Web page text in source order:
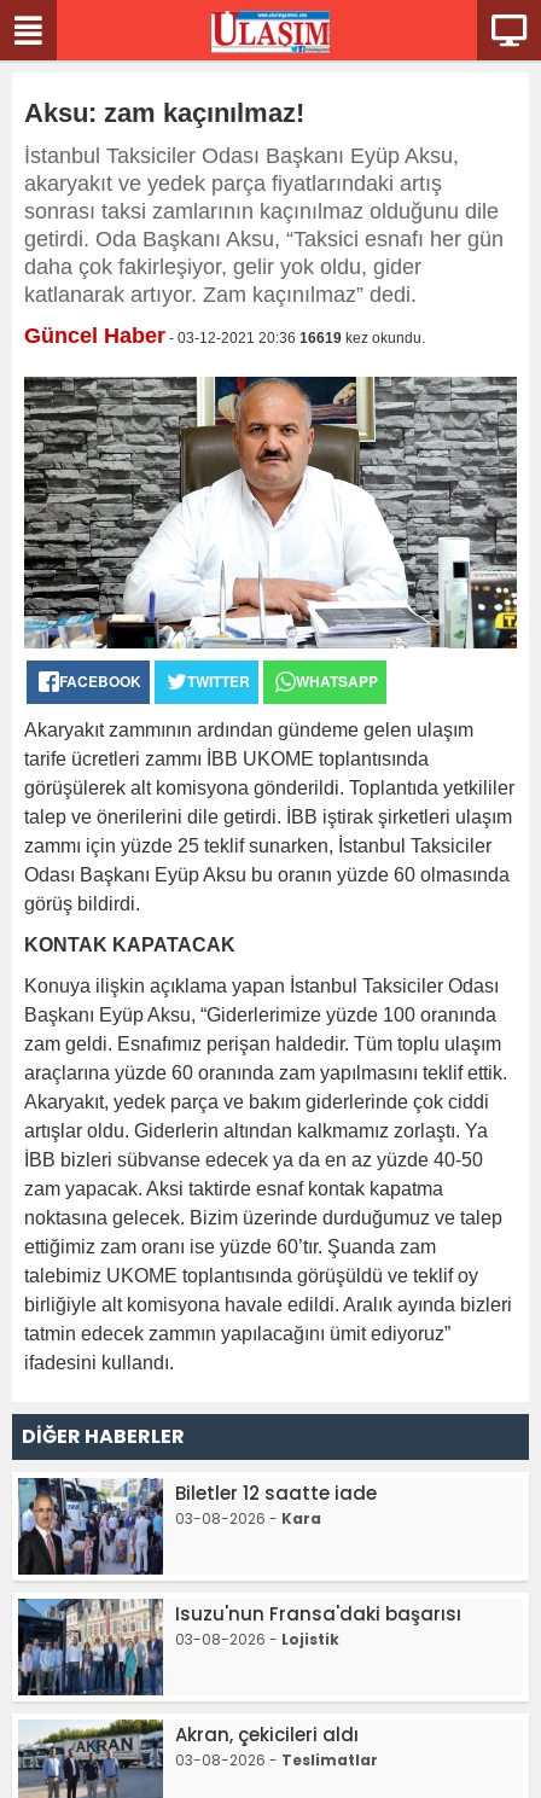
Aksu: zam kaçınılmaz!
İstanbul Taksiciler Odası Başkanı Eyüp Aksu,
akaryakıt ve yedek parça fiyatlarındaki artış
sonrası taksi zamlarının kaçınılmaz olduğunu dile
getirdi. Oda Başkanı Aksu, “Taksici esnafı her gün
daha çok fakirleşiyor, gelir yok oldu, gider
katlanarak artıyor. Zam kaçınılmaz” dedi.
Güncel Haber - 03-12-2021 20:36 16619 kez okundu.
FACEBOOK TWITTER WHATSAPP
Akaryakıt zammının ardından gündeme gelen ulaşım
tarife ücretleri zammı İBB UKOME toplantısında
görüşülerek alt komisyona gönderildi. Toplantıda yetkililer
talep ve önerilerini dile getirdi. İBB iştirak şirketleri ulaşım
zammı için yüzde 25 teklif sunarken, İstanbul Taksiciler
Odası Başkanı Eyüp Aksu bu oranın yüzde 60 olmasında
görüş bildirdi.
KONTAK KAPATACAK
Konuya ilişkin açıklama yapan İstanbul Taksiciler Odası
Başkanı Eyüp Aksu, “Giderlerimize yüzde 100 oranında
zam geldi. Esnafımız perişan haldedir. Tüm toplu ulaşım
araçlarına yüzde 60 oranında zam yapılmasını teklif ettik.
Akaryakıt, yedek parça ve bakım giderlerinde çok ciddi
artışlar oldu. Giderlerin altından kalkmamız zorlaştı. Ya
İBB bizleri sübvanse edecek ya da en az yüzde 40-50
zam yapacak. Aksi taktirde esnaf kontak kapatma
noktasına gelecek. Bizim üzerinde durduğumuz ve talep
ettiğimiz zam oranı ise yüzde 60’tır. Şuanda zam
talebimiz UKOME toplantısında görüşüldü ve teklif oy
birliğiyle alt komisyona havale edildi. Aralık ayında bizleri
tatmin edecek zammın yapılacağını ümit ediyoruz”
ifadesini kullandı.
DİĞER HABERLER
Biletler 12 saatte iade
03-08-2026 - Kara
Isuzu'nun Fransa'daki başarısı
03-08-2026 - Lojistik
Akran, çekicileri aldı
03-08-2026 - Teslimatlar